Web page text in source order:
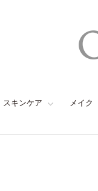
スキンケア メイク